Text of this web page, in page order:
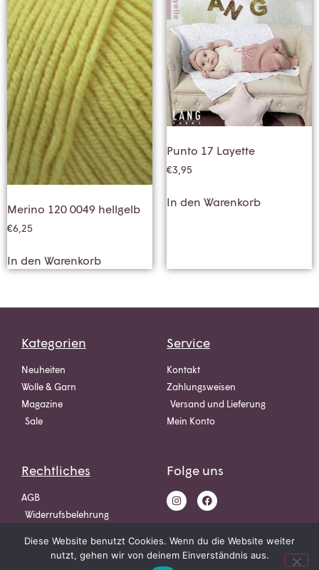
Merino 120 0049 hellgelb
€6,25
In den Warenkorb
Punto 17 Layette
€3,95
In den Warenkorb
Kategorien
Neuheiten
Wolle & Garn
Magazine
Sale
Service
Kontakt
Zahlungsweisen
Versand und Lieferung
Mein Konto
Rechtliches
AGB
Widerrufsbelehrung
Folge uns
Diese Website benutzt Cookies. Wenn du die Website weiter
nutzt, gehen wir von deinem Einverständnis aus.